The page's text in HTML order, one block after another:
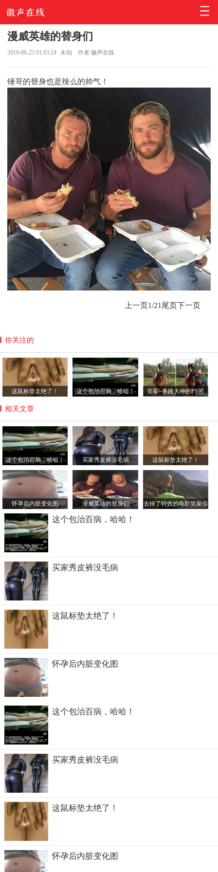
漫威英雄的替身们
2019-06-23 01:03:24 未知 作者:徽声在线
锤哥的替身也是辣么的帅气！
上一页1/21 尾页下一页
你关注的
这鼠标垫太绝了！ 这个包治百病，哈哈！ 笑晕~各路大神的PS照
相关文章
这个包治百病，哈哈！ 买家秀皮裤没毛病 这鼠标垫太绝了！
怀孕后内脏变化图 漫威英雄的替身们 去掉了特效的电影笑屎你
这个包治百病，哈哈！
买家秀皮裤没毛病
这鼠标垫太绝了！
怀孕后内脏变化图
这个包治百病，哈哈！
买家秀皮裤没毛病
这鼠标垫太绝了！
怀孕后内脏变化图